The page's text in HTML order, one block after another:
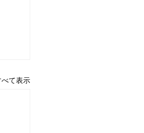
べて表示